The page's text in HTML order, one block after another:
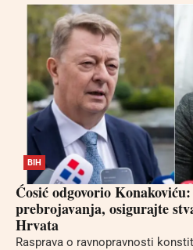
BIH
Ćosić odgovorio
prebrojavanja, osigurajte
Hrvata
Rasprava o ravnopravnosti